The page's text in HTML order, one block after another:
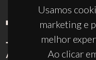
Usamos
marketing e
melhor
Ao clicar